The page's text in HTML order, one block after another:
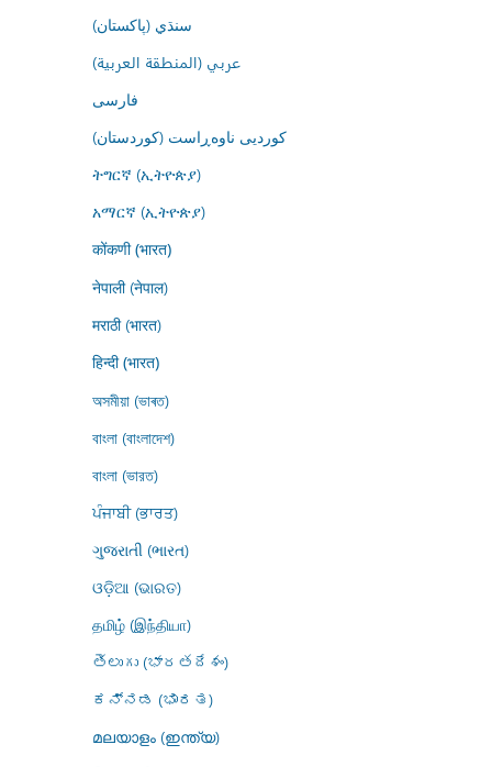
سنڌي (پاکستان)
عربي (المنطقة العربية)
فارسى
کوردیی ناوەڕاست (کوردستان)
ትግርኛ (ኢትዮጵያ)
አማርኛ (ኢትዮጵያ)
कोंकणी (भारत)
नेपाली (नेपाल)
मराठी (भारत)
हिन्दी (भारत)
অসমীয়া (ভাৰত)
বাংলা (বাংলাদেশ)
বাংলা (ভারত)
ਪੰਜਾਬੀ (ਭਾਰਤ)
ગુજરાતી (ભારત)
ଓଡ଼ିଆ (ଭାରତ)
தமிழ் (இந்தியா)
తెలుగు (భారతదేశం)
ಕನ್ನಡ (ಭಾರತ)
മലയാളം (ഇന്ത്യ)